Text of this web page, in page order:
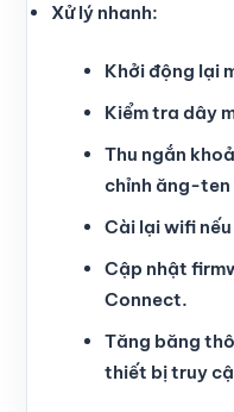
Xử lý nhanh:
Khởi động lại
Kiểm tra dây
Thu ngắn
chỉnh ăng-
Cài lại wifi
Cập nhật
Connect.
Tăng băng
thiết bị truy